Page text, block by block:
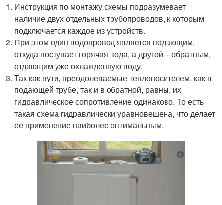
Инструкция по монтажу схемы подразумевает
наличие двух отдельных трубопроводов, к которым
подключается каждое из устройств.
При этом один водопровод является подающим,
откуда поступает горячая вода, а другой – обратным,
отдающим уже охлажденную воду.
Так как пути, преодолеваемые теплоносителем, как в
подающей трубе, так и в обратной, равны, их
гидравлическое сопротивление одинаково. То есть
такая схема гидравлически уравновешена, что делает
ее применение наиболее оптимальным.